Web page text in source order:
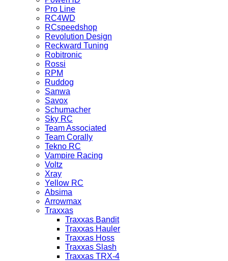
Pro Line
RC4WD
RCspeedshop
Revolution Design
Reckward Tuning
Robitronic
Rossi
RPM
Ruddog
Sanwa
Savox
Schumacher
Sky RC
Team Associated
Team Corally
Tekno RC
Vampire Racing
Voltz
Xray
Yellow RC
Absima
Arrowmax
Traxxas
Traxxas Bandit
Traxxas Hauler
Traxxas Hoss
Traxxas Slash
Traxxas TRX-4